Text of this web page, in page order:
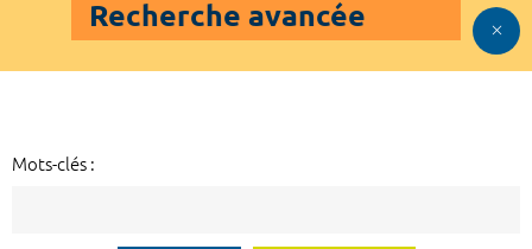
Recherche avancée
Mots-clés :